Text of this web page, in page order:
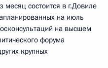
месяц состоится в г.Довиле
на июль
на высшем
форума
крупных